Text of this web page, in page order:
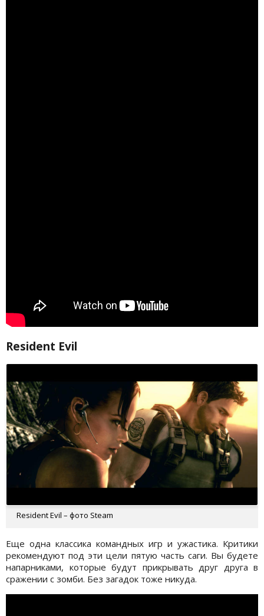
Resident Evil
Resident Evil – фото Steam
Еще одна классика командных игр и ужастика. Критики
рекомендуют под эти цели пятую часть саги. Вы будете
напарниками, которые будут прикрывать друг друга в
сражении с зомби. Без загадок тоже никуда.